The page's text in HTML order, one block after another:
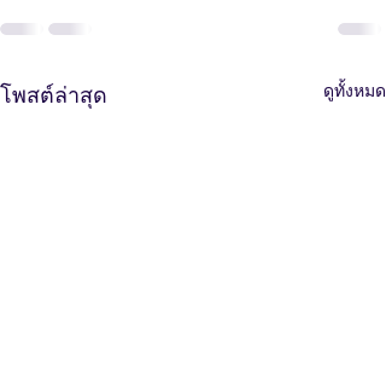
โพสต์ล่าสุด ดูทั้งหมด